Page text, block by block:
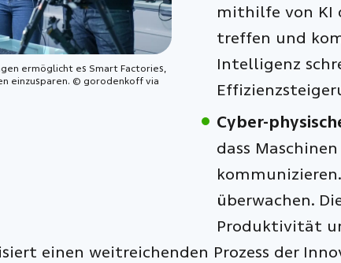
ermöglicht es Smart Factories,
einzusparen. © gorodenkoff via
mithilfe von KI
treffen und
Intelligenz
Cyber-
dass
überwachen.
Produktivität
einen weitreichenden Prozess der